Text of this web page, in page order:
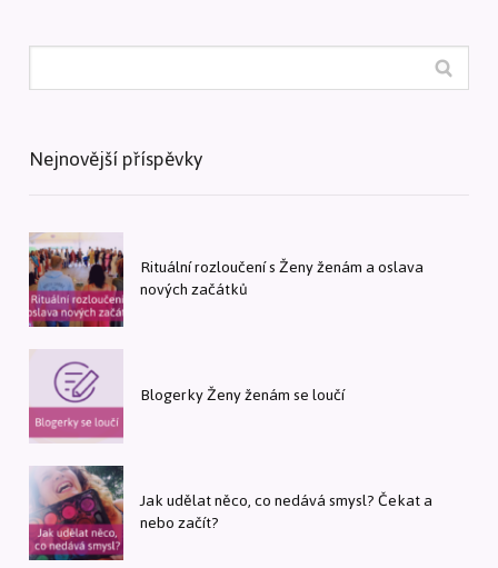
Nejnovější příspěvky
Rituální rozloučení s Ženy ženám a oslava
nových začátků
Blogerky Ženy ženám se loučí
Jak udělat něco, co nedává smysl? Čekat a
nebo začít?